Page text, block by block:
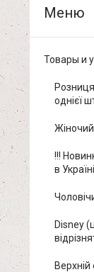
Товары и
однієї
!!!
в
Disney
Верхній